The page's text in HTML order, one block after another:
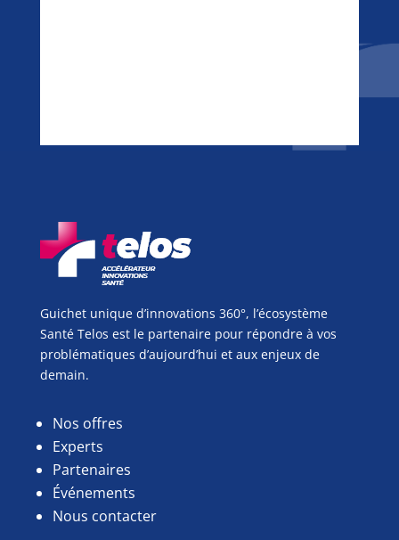
Guichet unique d’innovations 360°, l’écosystème
Santé Telos est le partenaire pour répondre à vos
problématiques d’aujourd’hui et aux enjeux de
demain.
Nos offres
Experts
Partenaires
Événements
Nous contacter